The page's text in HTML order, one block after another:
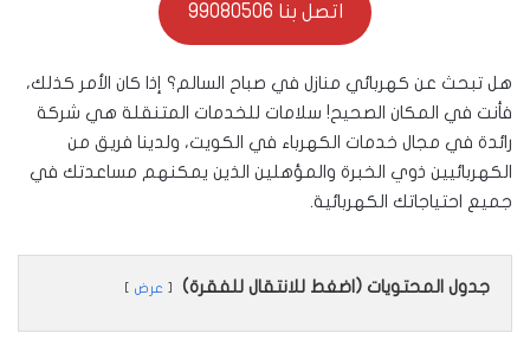
اتصل بنا 99080506
هل تبحث عن كهربائي منازل في صباح السالم؟ إذا كان الأمر كذلك،
فأنت في المكان الصحيح! سلامات للخدمات المتنقلة هي شركة
رائدة في مجال خدمات الكهرباء في الكويت، ولدينا فريق من
الكهربائيين ذوي الخبرة والمؤهلين الذين يمكنهم مساعدتك في
جميع احتياجاتك الكهربائية.
جدول المحتويات (اضغط للانتقال للفقرة) عرض